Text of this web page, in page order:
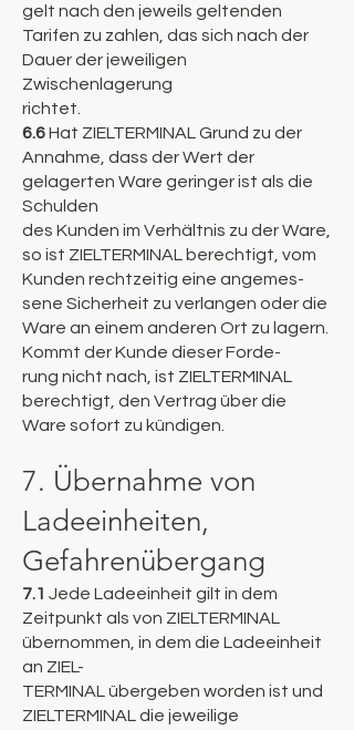
gelt nach den jeweils geltenden
Tarifen zu zahlen, das sich nach der
Dauer der jeweiligen
Zwischenlagerung
richtet.
6.6Hat ZIELTERMINAL Grund zu der
Annahme, dass der Wert der
gelagerten Ware geringer ist als die
Schulden
des Kunden im Verhältnis zu der Ware,
so ist ZIELTERMINAL berechtigt, vom
Kunden rechtzeitig eine angemes-
sene Sicherheit zu verlangen oder die
Ware an einem anderen Ort zu lagern.
Kommt der Kunde dieser Forde-
rung nicht nach, ist ZIELTERMINAL
berechtigt, den Vertrag über die
Ware sofort zu kündigen.
7. Übernahme von
Ladeeinheiten,
Gefahrenübergang
7.1 Jede Ladeeinheit gilt in dem
Zeitpunkt als von ZIELTERMINAL
übernommen, in dem die Ladeeinheit
an ZIEL-
TERMINAL übergeben worden ist und
ZIELTERMINAL die jeweilige